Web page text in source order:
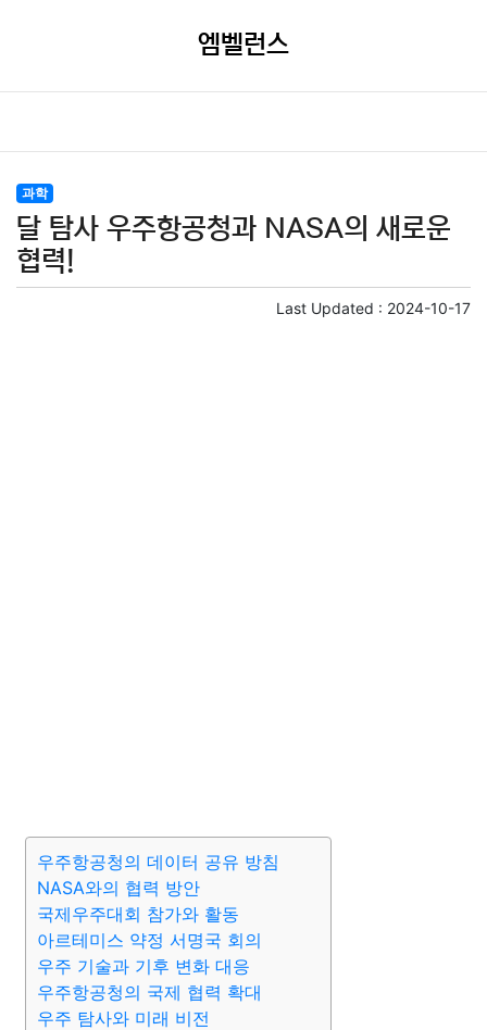
엠벨런스
과학
달 탐사 우주항공청과 NASA의 새로운
협력!
Last Updated : 2024-10-17
우주항공청의 데이터 공유 방침
NASA와의 협력 방안
국제우주대회 참가와 활동
아르테미스 약정 서명국 회의
우주 기술과 기후 변화 대응
우주항공청의 국제 협력 확대
우주 탐사와 미래 비전